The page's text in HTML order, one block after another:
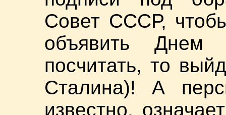
Совет СССР,
объявить Днем
посчитать, то
Сталина)! А
известно,